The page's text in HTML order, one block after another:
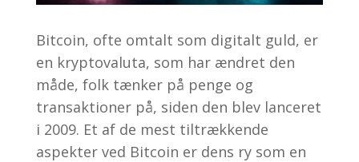
Bitcoin, ofte omtalt som digitalt guld, er
en kryptovaluta, som har ændret den
måde, folk tænker på penge og
transaktioner på, siden den blev lanceret
i 2009. Et af de mest tiltrækkende
aspekter ved Bitcoin er dens ry som en